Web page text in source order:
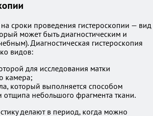
сроки проведения гистероскопии — вид
может быть диагностическим и
Диагностическая гистероскопия
видов:
для исследования матки
камера;
который выполняется способом
отщипа небольшого фрагмента ткани.
делают в период, когда можно